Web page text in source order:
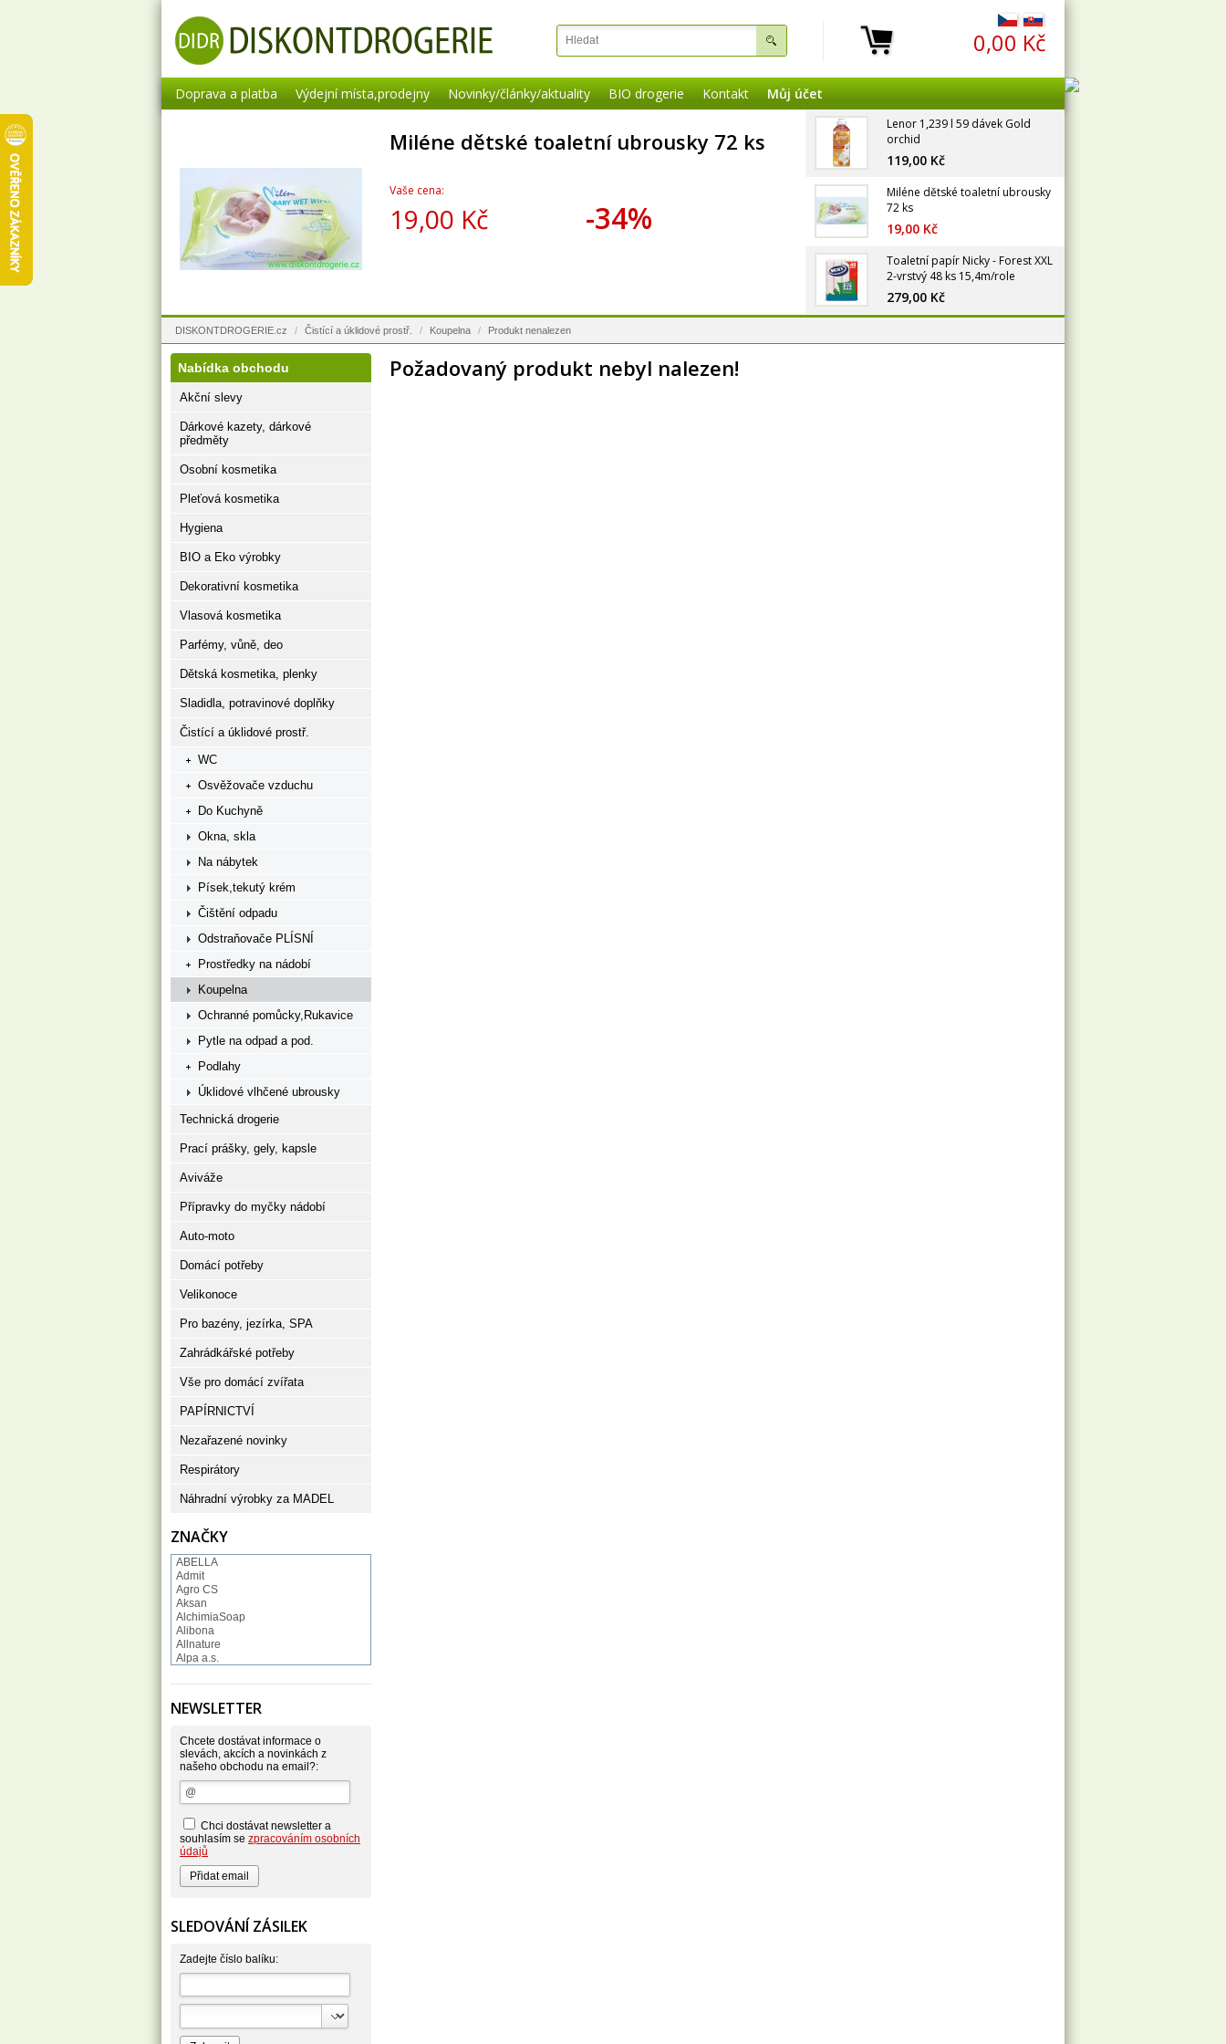
0,00 Kč
Doprava a platba Výdejní místa,prodejny Novinky/články/aktuality BIO drogerie Kontakt Můj účet
Miléne dětské toaletní ubrousky 72 ks
Vaše cena:
19,00 Kč -34%
Lenor 1,239 l 59 dávek Gold
orchid
119,00 Kč
Miléne dětské toaletní ubrousky
72 ks
19,00 Kč
Toaletní papír Nicky - Forest XXL
2-vrstvý 48 ks 15,4m/role
279,00 Kč
DISKONTDROGERIE.cz / Čistící a úklidové prostř. / Koupelna / Produkt nenalezen
Požadovaný produkt nebyl nalezen!
Nabídka obchodu
Akční slevy
Dárkové kazety, dárkové
předměty
Osobní kosmetika
Pleťová kosmetika
Hygiena
BIO a Eko výrobky
Dekorativní kosmetika
Vlasová kosmetika
Parfémy, vůně, deo
Dětská kosmetika, plenky
Sladidla, potravinové doplňky
Čistící a úklidové prostř.
WC
Osvěžovače vzduchu
Do Kuchyně
Okna, skla
Na nábytek
Písek,tekutý krém
Čištění odpadu
Odstraňovače PLÍSNÍ
Prostředky na nádobí
Koupelna
Ochranné pomůcky,Rukavice
Pytle na odpad a pod.
Podlahy
Úklidové vlhčené ubrousky
Technická drogerie
Prací prášky, gely, kapsle
Aviváže
Přípravky do myčky nádobí
Auto-moto
Domácí potřeby
Velikonoce
Pro bazény, jezírka, SPA
Zahrádkářské potřeby
Vše pro domácí zvířata
PAPÍRNICTVÍ
Nezařazené novinky
Respirátory
Náhradní výrobky za MADEL
ZNAČKY
ABELLA
Admit
Agro CS
Aksan
AlchimiaSoap
Alibona
Allnature
Alpa a.s.
Alufix
Astonish
Atlantic
AutoMax Group
Axcentive
BaL
Bateria
Beauty Lille
Beiersdorf - Nivea
Bella
Benkor
BERGEN S. R. L.
Bettina Barty
Bio-repel
Bioclean
Biolit
BIOM s.r.o.
Bioprospect
Bispol
Blue Stratos
NEWSLETTER
Chcete dostávat informace o
slevách, akcích a novinkách z
našeho obchodu na email?:
Chci dostávat newsletter a
souhlasím se zpracováním osobních
údajů
SLEDOVÁNÍ ZÁSILEK
Zadejte číslo balíku: